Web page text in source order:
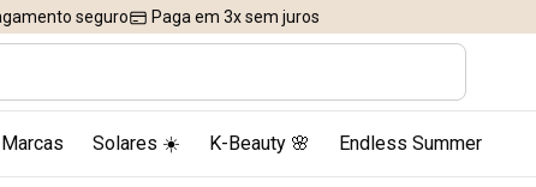
seguro Paga em 3x sem juros
Marcas Solares ☀️ K-Beauty 🌸 Endless Summer